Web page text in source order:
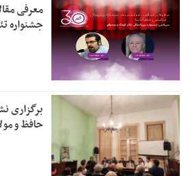
معرفی
جشنواره
برگزاری
حافظ و